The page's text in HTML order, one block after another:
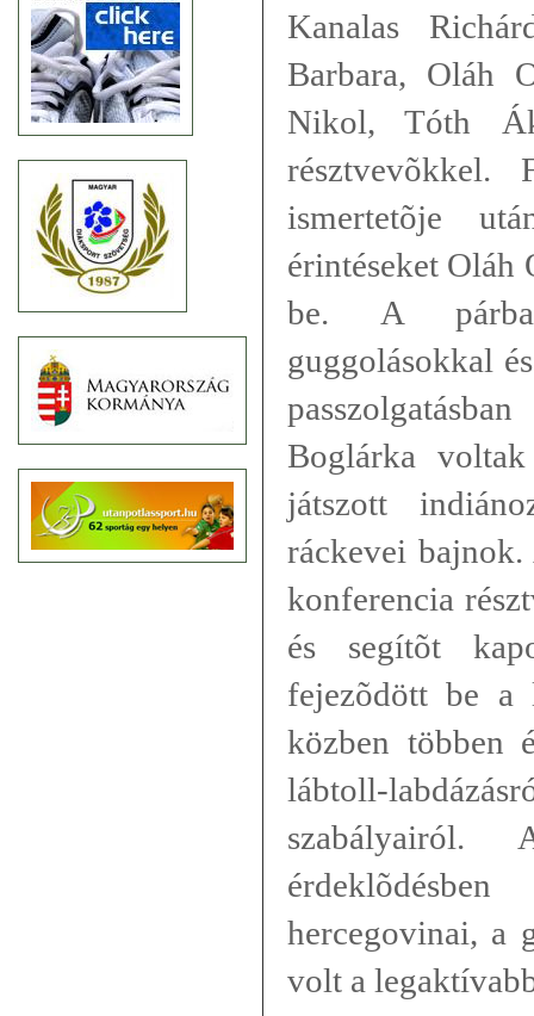
Kanalas
Barbara, Oláh
Nikol, Tóth
résztvevõkkel.
ismertetõje
érintéseket Oláh
be. A
guggolásokkal
Boglárka
játszott
ráckevei
konferencia
és segítõt
fejezõdött be a
közben többen
lábtoll-
szabályairól.
hercegovinai, a
volt a